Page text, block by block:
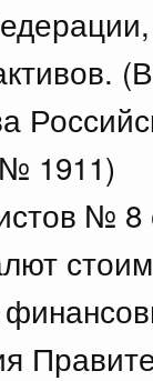
1911)
№ 8